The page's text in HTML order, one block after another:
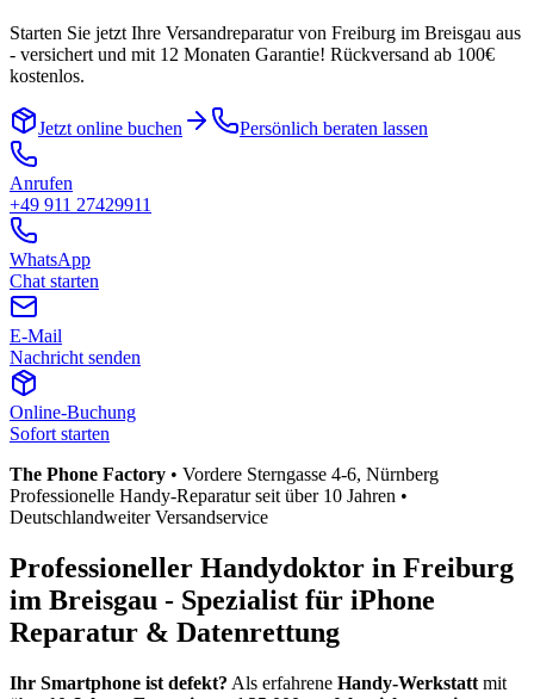
Starten Sie jetzt Ihre Versandreparatur von Freiburg im Breisgau aus
- versichert und mit 12 Monaten Garantie! Rückversand ab 100€
kostenlos.
Jetzt online buchen Persönlich beraten lassen
Anrufen
+49 911 27429911
WhatsApp
Chat starten
E-Mail
Nachricht senden
Online-Buchung
Sofort starten
The Phone Factory • Vordere Sterngasse 4-6, Nürnberg
Professionelle Handy-Reparatur seit über 10 Jahren •
Deutschlandweiter Versandservice
Professioneller Handydoktor in Freiburg
im Breisgau - Spezialist für iPhone
Reparatur & Datenrettung
Ihr Smartphone ist defekt? Als erfahrene Handy-Werkstatt mit